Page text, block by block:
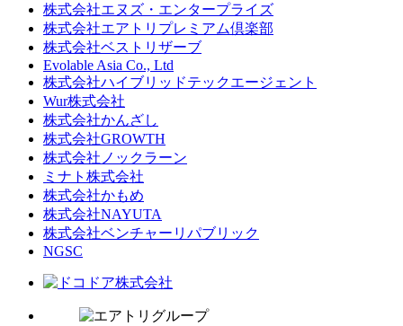
株式会社エヌズ・エンタープライズ
株式会社エアトリプレミアム倶楽部
株式会社ベストリザーブ
Evolable Asia Co., Ltd
株式会社ハイブリッドテックエージェント
Wur株式会社
株式会社かんざし
株式会社GROWTH
株式会社ノックラーン
ミナト株式会社
株式会社かもめ
株式会社NAYUTA
株式会社ベンチャーリパブリック
NGSC